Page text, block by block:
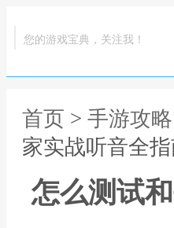
您的游戏宝典，关注我！
首页 > 手游攻略
家实战听音全
怎么测试